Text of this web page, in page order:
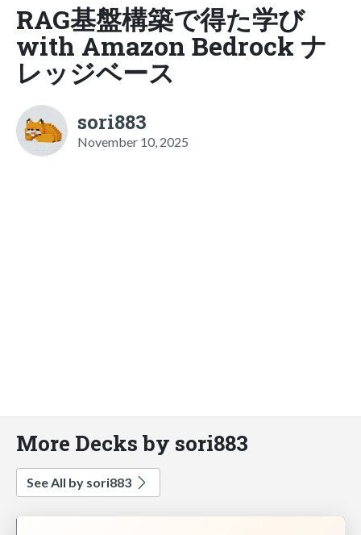
RAG基盤構築で得た学び
with Amazon Bedrock ナ
レッジベース
sori883
November 10, 2025
More Decks by sori883
See All by sori883